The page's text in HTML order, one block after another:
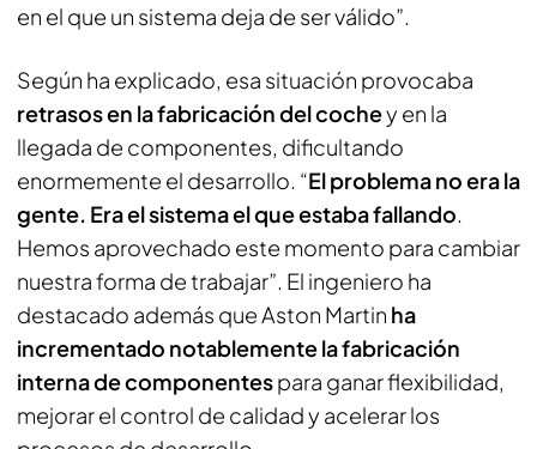
en el que un sistema deja de ser válido”.
Según ha explicado, esa situación provocaba
retrasos en la fabricación del cochey en la
llegada de componentes, dificultando
enormemente el desarrollo. “El problema no era la
gente. Era el sistema el que estaba fallando.
Hemos aprovechado este momento para cambiar
nuestra forma de trabajar”. El ingeniero ha
destacado además que Aston Martin ha
incrementado notablemente la fabricación
interna de componentespara ganar flexibilidad,
mejorar el control de calidad y acelerar los